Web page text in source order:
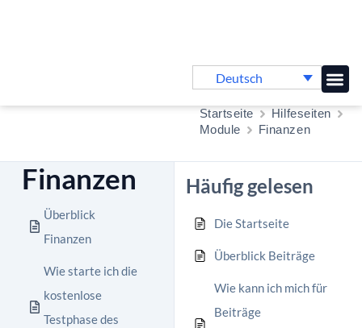
Deutsch
Startseite
Hilfeseiten
Module
Finanzen
Finanzen
Überblick
Finanzen
Wie starte ich die
kostenlose
Testphase des
Häufig gelesen
Die Startseite
Überblick Beiträge
Wie kann ich mich für
Beiträge